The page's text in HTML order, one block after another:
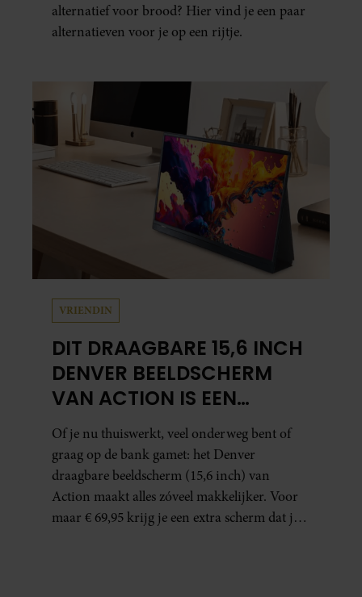
alternatief voor brood? Hier vind je een paar
alternatieven voor je op een rijtje.
VRIENDIN
DIT DRAAGBARE 15,6 INCH
DENVER BEELDSCHERM
VAN ACTION IS EEN
GAMECHANGER VOOR
THUISWERKERS ÉN BINGE-
WATCHERS
Of je nu thuiswerkt, veel onderweg bent of
graag op de bank gamet: het Denver
draagbare beeldscherm (15,6 inch) van
Action maakt alles zóveel makkelijker. Voor
maar € 69,95 krijg je een extra scherm dat je